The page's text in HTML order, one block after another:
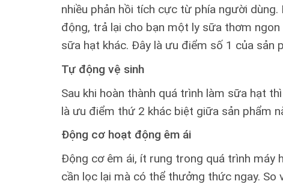
nhiều phản hồi tích cực từ phía người
động, trả lại cho bạn một ly sữa thơm
sữa hạt khác. Đây là ưu điểm số 1 của sản
Tự động vệ sinh
Sau khi hoàn thành quá trình làm sữa hạt
là ưu điểm thứ 2 khác biệt giữa sản phẩm
Động cơ hoạt động êm ái
Động cơ êm ái, ít rung trong quá trình máy
cần lọc lại mà có thể thưởng thức ngay.